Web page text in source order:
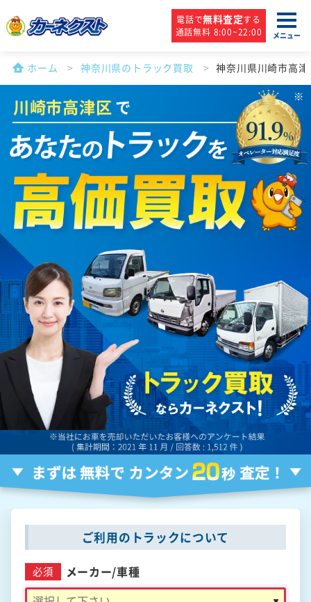
電話で無料査定する
通話無料 8:00~22:00
メニュー
ホーム 神奈川県のトラック買取 神奈川県川崎市高
川崎市高津区で
ご利用のトラックについて
必須 メーカー/車種